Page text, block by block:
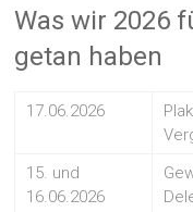
Was wir 2026
getan haben
17.06.2026
15. und
16.06.2026